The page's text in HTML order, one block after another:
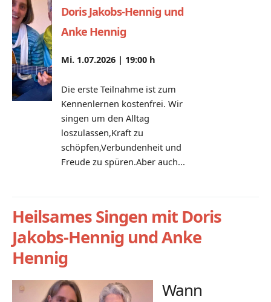
Doris Jakobs-Hennig und
Anke Hennig
Mi. 1.07.2026 | 19:00 h
Die erste Teilnahme ist zum
Kennenlernen kostenfrei. Wir
singen um den Alltag
loszulassen,Kraft zu
schöpfen,Verbundenheit und
Freude zu spüren.Aber auch...
Heilsames Singen mit Doris
Jakobs-Hennig und Anke
Hennig
Wann